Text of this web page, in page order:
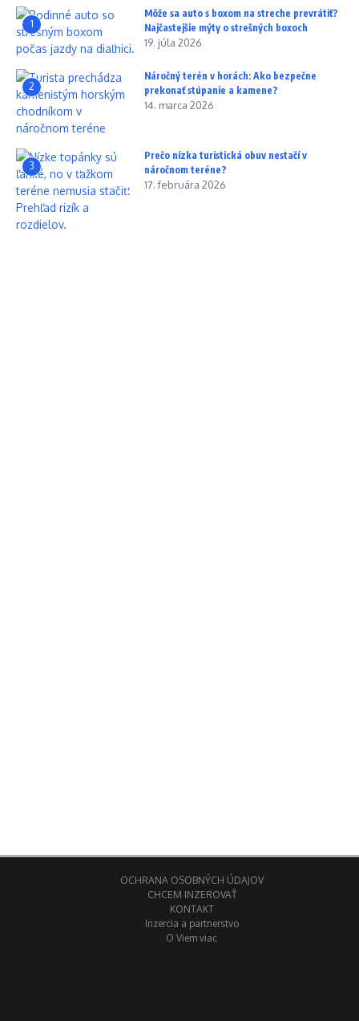
1
Môže sa auto s boxom na streche prevrátiť?
Najčastejšie mýty o strešných boxoch
19. júla 2026
2
Náročný terén v horách: Ako bezpečne
prekonať stúpanie a kamene?
14. marca 2026
3
Prečo nízka turistická obuv nestačí v
náročnom teréne?
17. februára 2026
OCHRANA OSOBNÝCH ÚDAJOV
CHCEM INZEROVAŤ
KONTAKT
Inzercia a partnerstvo
O Viem viac